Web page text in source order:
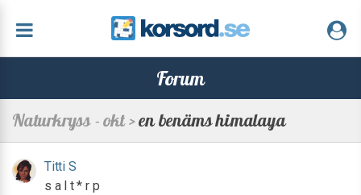
Forum
Naturkryss - okt >en benäms himalaya
Titti S
s a l t * r p